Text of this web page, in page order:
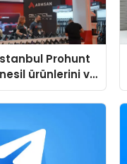
Prohunt
ürünlerini ve